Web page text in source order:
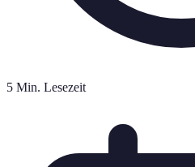
5 Min. Lesezeit